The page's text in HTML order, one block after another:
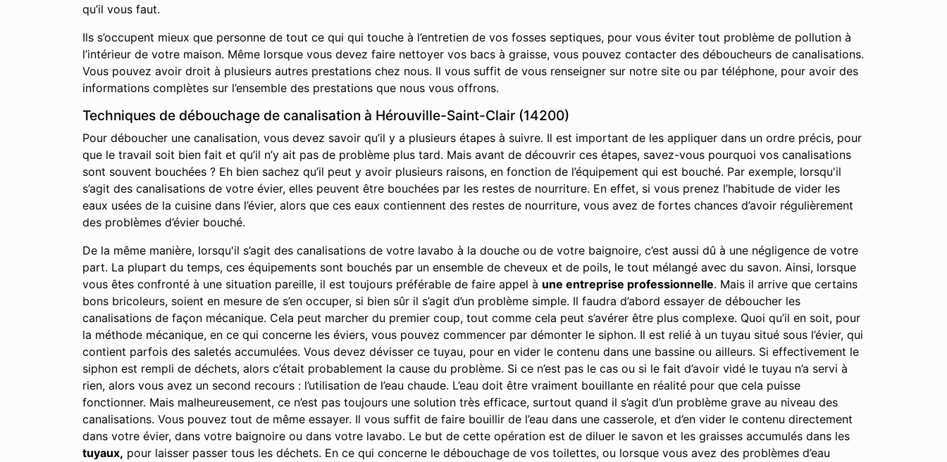
qu’il vous faut.
Ils s’occupent mieux que personne de tout ce qui qui touche à l’entretien de vos fosses septiques, pour vous éviter tout problème de pollution à
l’intérieur de votre maison. Même lorsque vous devez faire nettoyer vos bacs à graisse, vous pouvez contacter des déboucheurs de canalisations.
Vous pouvez avoir droit à plusieurs autres prestations chez nous. Il vous suffit de vous renseigner sur notre site ou par téléphone, pour avoir des
informations complètes sur l’ensemble des prestations que nous vous offrons.
Techniques de débouchage de canalisation à Hérouville-Saint-Clair (14200)
Pour déboucher une canalisation, vous devez savoir qu’il y a plusieurs étapes à suivre. Il est important de les appliquer dans un ordre précis, pour
que le travail soit bien fait et qu’il n’y ait pas de problème plus tard. Mais avant de découvrir ces étapes, savez-vous pourquoi vos canalisations
sont souvent bouchées ? Eh bien sachez qu’il peut y avoir plusieurs raisons, en fonction de l’équipement qui est bouché. Par exemple, lorsqu'il
s’agit des canalisations de votre évier, elles peuvent être bouchées par les restes de nourriture. En effet, si vous prenez l’habitude de vider les
eaux usées de la cuisine dans l’évier, alors que ces eaux contiennent des restes de nourriture, vous avez de fortes chances d’avoir régulièrement
des problèmes d’évier bouché.
De la même manière, lorsqu'il s’agit des canalisations de votre lavabo à la douche ou de votre baignoire, c’est aussi dû à une négligence de votre
part. La plupart du temps, ces équipements sont bouchés par un ensemble de cheveux et de poils, le tout mélangé avec du savon. Ainsi, lorsque
vous êtes confronté à une situation pareille, il est toujours préférable de faire appel à une entreprise professionnelle. Mais il arrive que certains
bons bricoleurs, soient en mesure de s’en occuper, si bien sûr il s’agit d’un problème simple. Il faudra d’abord essayer de déboucher les
canalisations de façon mécanique. Cela peut marcher du premier coup, tout comme cela peut s’avérer être plus complexe. Quoi qu’il en soit, pour
la méthode mécanique, en ce qui concerne les éviers, vous pouvez commencer par démonter le siphon. Il est relié à un tuyau situé sous l’évier, qui
contient parfois des saletés accumulées. Vous devez dévisser ce tuyau, pour en vider le contenu dans une bassine ou ailleurs. Si effectivement le
siphon est rempli de déchets, alors c’était probablement la cause du problème. Si ce n’est pas le cas ou si le fait d’avoir vidé le tuyau n’a servi à
rien, alors vous avez un second recours : l’utilisation de l’eau chaude. L’eau doit être vraiment bouillante en réalité pour que cela puisse
fonctionner. Mais malheureusement, ce n’est pas toujours une solution très efficace, surtout quand il s’agit d’un problème grave au niveau des
canalisations. Vous pouvez tout de même essayer. Il vous suffit de faire bouillir de l’eau dans une casserole, et d’en vider le contenu directement
dans votre évier, dans votre baignoire ou dans votre lavabo. Le but de cette opération est de diluer le savon et les graisses accumulés dans les
tuyaux, pour laisser passer tous les déchets. En ce qui concerne le débouchage de vos toilettes, ou lorsque vous avez des problèmes d’eau